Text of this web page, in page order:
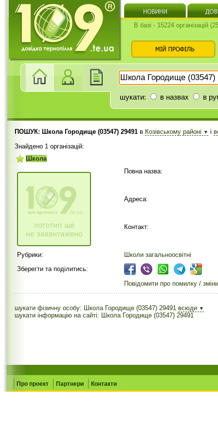
В базі - 15224 організацій
шукати: в назвах в
ПОШУК: Школа Городище (03547) 29491 в Козівському районі ▼ і
Знайдено 1 організацій:
Школа
Повна назва:
Адреса:
Контакт:
Рубрики:
Школи загальноосвітні
Зберегти та поділитись:
Повідомити про помилку / зміни
шукати фізичну особу: Школа Городище (03547) 29491 всюди ▼
шукати інформацію на сайті: Школа Городище (03547) 29491
Про проект Партнери Контакти